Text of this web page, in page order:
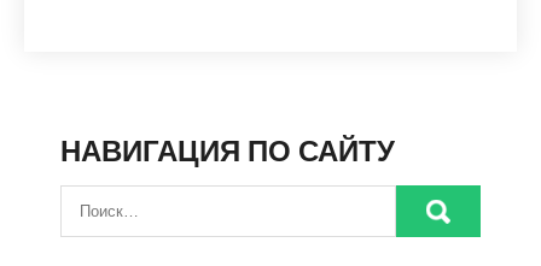
НАВИГАЦИЯ ПО САЙТУ